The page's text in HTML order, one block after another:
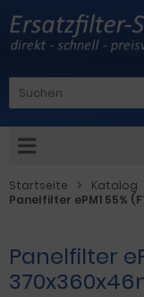
Startseite Katalog
Panelfilter ePM1 55%
Panelfilter